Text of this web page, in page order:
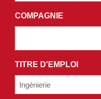
COMPAGNIE *
TITRE D'EMPLOI *
ET
POLITIQUE
DE
CONFIDENTIALITÉ.